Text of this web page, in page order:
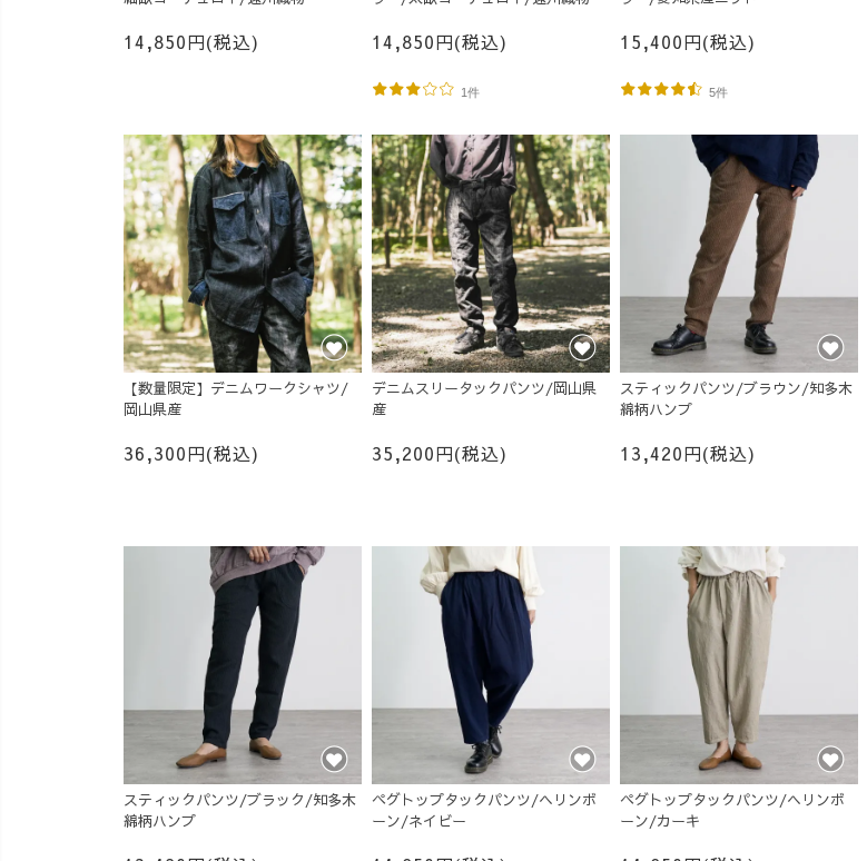
14,850円(税込) 14,850円(税込)
1件
15,400円(税込)
5件
【数量限定】デニムワークシャツ/
岡山県産
36,300円(税込)
デニムスリータックパンツ/岡山県
産
35,200円(税込)
スティックパンツ/ブラウン/知多木
綿柄ハンプ
13,420円(税込)
スティックパンツ/ブラック/知多木
綿柄ハンプ
ペグトップタックパンツ/ヘリンボ
ーン/ネイビー
ペグトップタックパンツ/ヘリンボ
ーン/カーキ